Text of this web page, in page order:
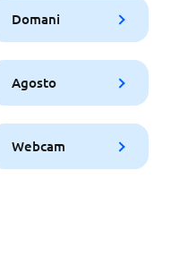
Domani
Agosto
Webcam